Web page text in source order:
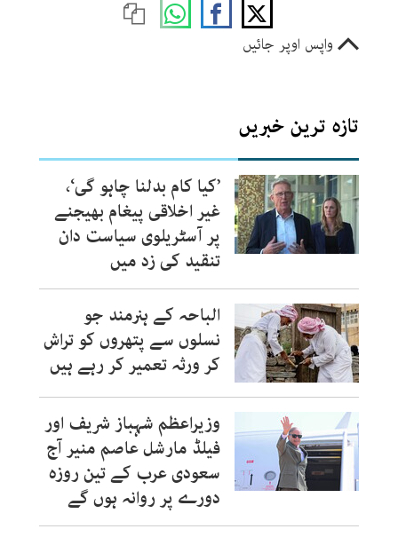
واپس اوپر جائیں
تازہ ترین خبریں
’کیا کام بدلنا چاہو گی‘،
غیر اخلاقی پیغام بھیجنے
پر آسٹریلوی سیاست دان
تنقید کی زد میں
الباحہ کے ہنرمند جو
نسلوں سے پتھروں کو تراش
کر ورثہ تعمیر کر رہے ہیں
وزیراعظم شہباز شریف اور
فیلڈ مارشل عاصم منیر آج
سعودی عرب کے تین روزہ
دورے پر روانہ ہوں گے